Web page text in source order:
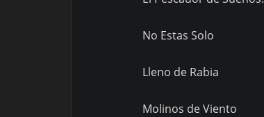
No Estas Solo
Lleno de Rabia
Molinos de Viento